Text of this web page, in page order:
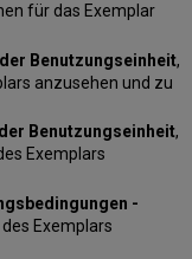
für das Exemplar
Benutzungseinheit,
anzusehen und zu
Benutzungseinheit,
Exemplars
-
Exemplars